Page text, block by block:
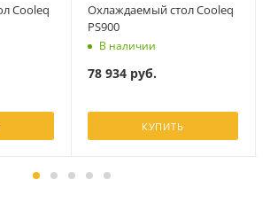
Cooleq
Охлаждаемый стол Cooleq
PS900
В наличии
78 934руб.
КУПИТЬ